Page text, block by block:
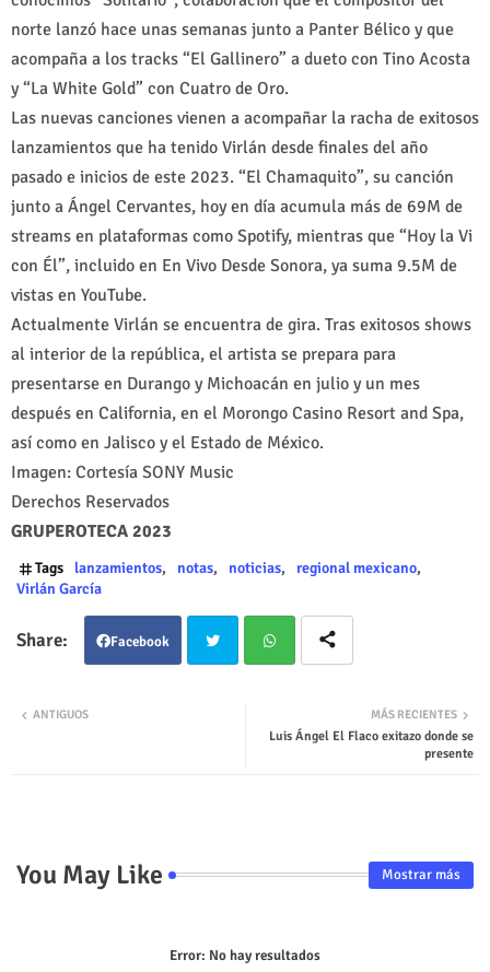
norte lanzó hace unas semanas junto a Panter Bélico y que
acompaña a los tracks “El Gallinero” a dueto con Tino Acosta
y “La White Gold” con Cuatro de Oro.
Las nuevas canciones vienen a acompañar la racha de exitosos
lanzamientos que ha tenido Virlán desde finales del año
pasado e inicios de este 2023. “El Chamaquito”, su canción
junto a Ángel Cervantes, hoy en día acumula más de 69M de
streams en plataformas como Spotify, mientras que “Hoy la Vi
con Él”, incluido en En Vivo Desde Sonora, ya suma 9.5M de
vistas en YouTube.
Actualmente Virlán se encuentra de gira. Tras exitosos shows
al interior de la república, el artista se prepara para
presentarse en Durango y Michoacán en julio y un mes
después en California, en el Morongo Casino Resort and Spa,
así como en Jalisco y el Estado de México.
Imagen: Cortesía SONY Music
Derechos Reservados
GRUPEROTECA 2023
Tags lanzamientos notas noticias
regional mexicano
Virlán García
Facebook
tsap
MÁS RECIENTES
Luis Ángel El Flaco exitazo donde se
presente
ANTIGUOS
You May Like Mostrar más
Error: No hay resultados